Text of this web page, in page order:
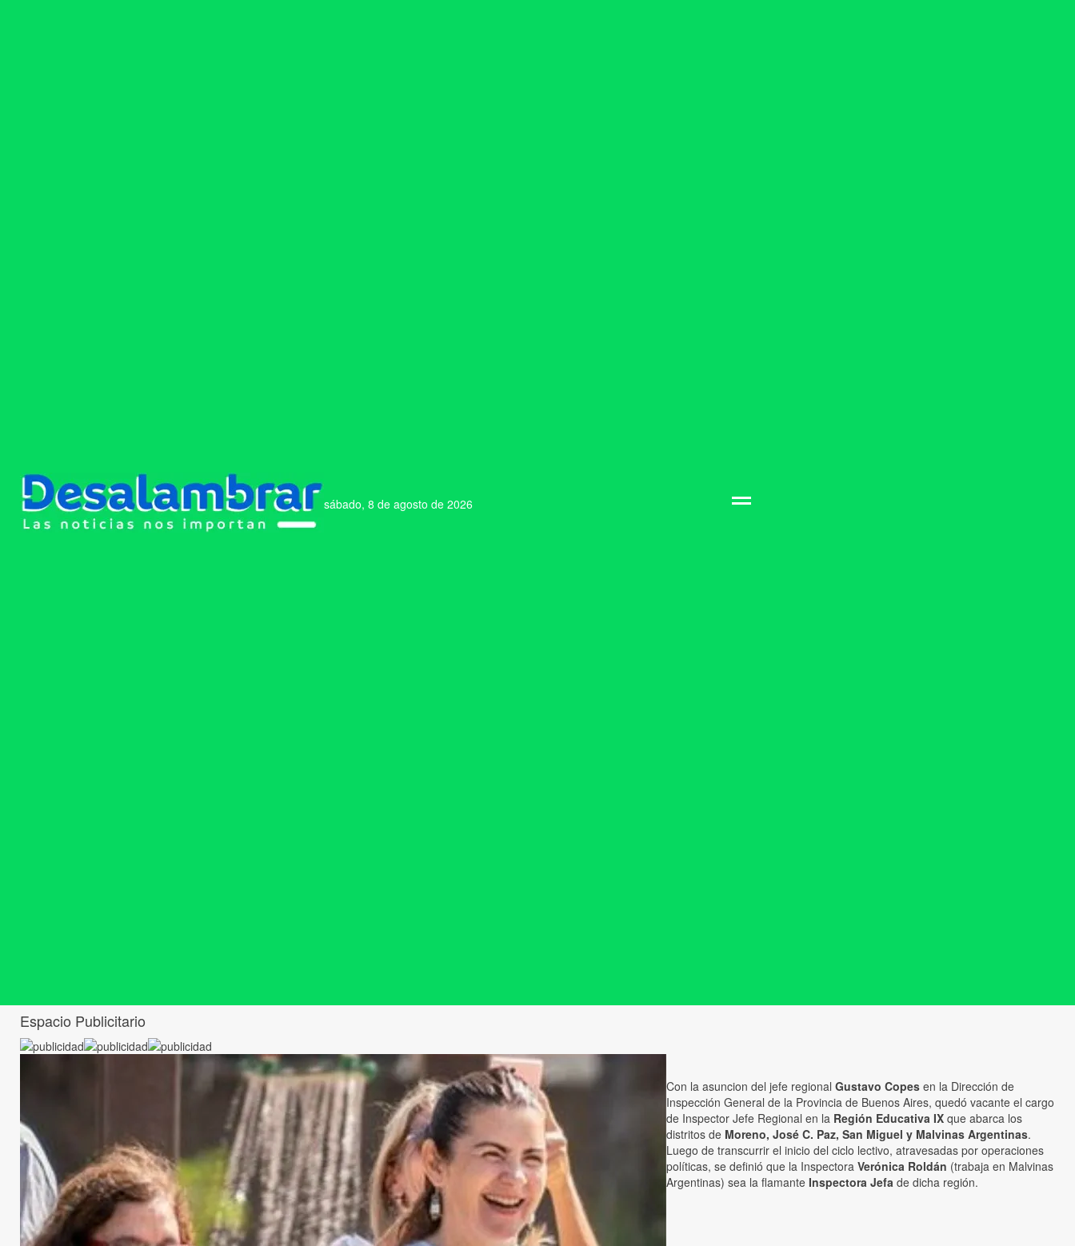
sábado, 8 de agosto de 2026
Espacio Publicitario
Con la asuncion del jefe regional Gustavo Copes en la Dirección de
Inspección General de la Provincia de Buenos Aires, quedó vacante el cargo
de Inspector Jefe Regional en la Región Educativa IX que abarca los
distritos de Moreno, José C. Paz, San Miguel y Malvinas Argentinas.
Luego de transcurrir el inicio del ciclo lectivo, atravesadas por operaciones
políticas, se definió que la Inspectora Verónica Roldán (trabaja en Malvinas
Argentinas) sea la flamante Inspectora Jefa de dicha región.